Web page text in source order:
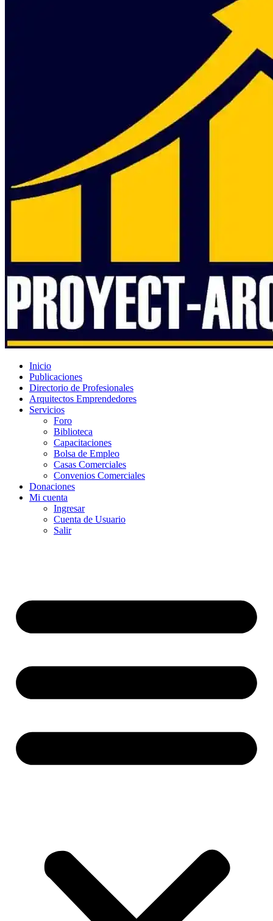
Inicio
Publicaciones
Directorio de Profesionales
Arquitectos Emprendedores
Servicios
Foro
Biblioteca
Capacitaciones
Bolsa de Empleo
Casas Comerciales
Convenios Comerciales
Donaciones
Mi cuenta
Ingresar
Cuenta de Usuario
Salir